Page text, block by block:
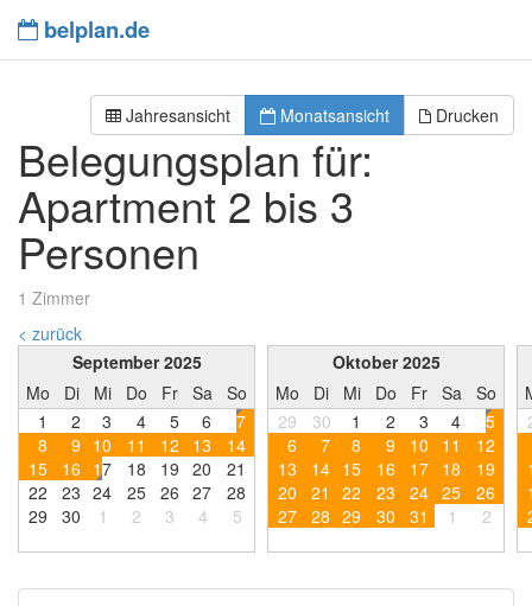
belplan.de
Jahresansicht Monatsansicht Drucken
Belegungsplan für:
Apartment 2 bis 3
Personen
1 Zimmer
< zurück
September 2025
Mo
Di Mi Do Fr Sa So
1
2 3 4 5 6
7
8
9 10 1 1 12 13 14
15 16 17 18 19 20 21
22 23 24 25 26 27 28
29 30 1 2 3 4 5
Oktober 2025
Mo
Di Mi Do Fr Sa So
29
30 1 2 3 4
5
6
7 8 9 10 1 1 12
13 14 15 16 17 18 19
20 21 22 23 24 25 26
27 28 29 30 31 1 2